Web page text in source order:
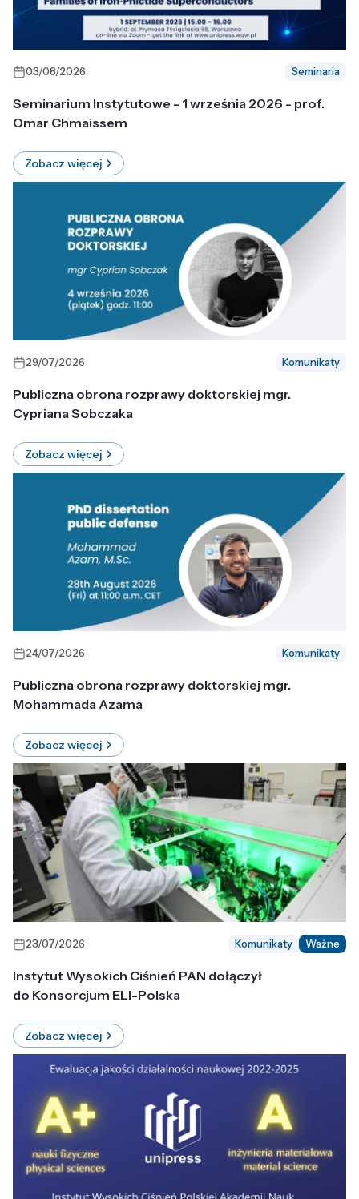
03/08/2026 Seminaria
Seminarium Instytutowe - 1 września 2026 - prof.
Omar Chmaissem
Zobacz więcej
29/07/2026 Komunikaty
Publiczna obrona rozprawy doktorskiej mgr.
Cypriana Sobczaka
Zobacz więcej
24/07/2026 Komunikaty
Publiczna obrona rozprawy doktorskiej mgr.
Mohammada Azama
Zobacz więcej
23/07/2026 Komunikaty Ważne
Instytut Wysokich Ciśnień PAN dołączył
do Konsorcjum ELI-Polska
Zobacz więcej